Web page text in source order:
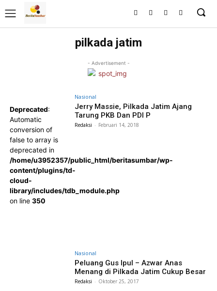
pilkada jatim
- Advertisement -
Deprecated:
Automatic
conversion of
false to array is
deprecated in
/home/u3952357/public_html/beritasumbar/wp-
content/plugins/td-
cloud-
library/includes/tdb_module.php
on line 350
Nasional
Jerry Massie, Pilkada Jatim Ajang
Tarung PKB Dan PDI P
Redaksi - Februari 14, 2018
Nasional
Peluang Gus Ipul – Azwar Anas
Menang di Pilkada Jatim Cukup Besar
Redaksi - Oktober 25, 2017